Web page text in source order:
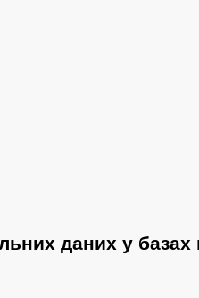
даних у